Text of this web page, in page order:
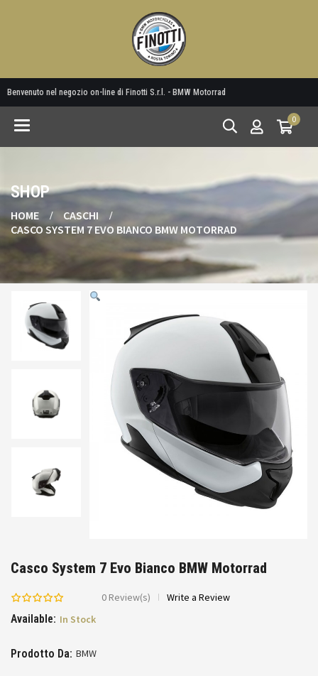
Benvenuto nel negozio on-line di Finotti S.r.l. - BMW Motorrad
Toggle
0
SHOP
HOME
CASCHI
CASCO SYSTEM 7 EVO BIANCO BMW MOTORRAD
Casco System 7 Evo Bianco BMW Motorrad
0 Review(s) Write a Review
Available: In Stock
Prodotto Da: BMW